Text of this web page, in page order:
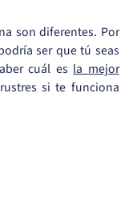
son diferentes. Por
ser que tú seas
cuál es la mejor
si te funciona